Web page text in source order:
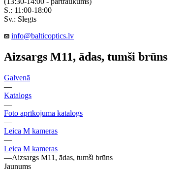
S.: 11:00-18:00
Sv.: Slēgts
info@balticoptics.lv
Aizsargs M11, ādas, tumši brūns
Galvenā
—
Katalogs
—
Foto aprīkojuma katalogs
—
Leica M kameras
—
Leica M kameras
—Aizsargs M11, ādas, tumši brūns
Jaunums